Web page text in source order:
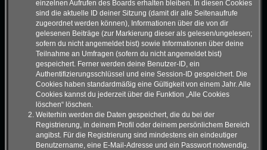
einzelnen Aufrufen des Boards erhalten bleiben. In diesen Cookies
sind die aktuelle ID deiner Sitzung (damit dir alle Seitenaufrufe
zugeordnet werden können), Informationen über die von dir
gelesenen Beiträge (zur Markierung dieser als gelesen/ungelesen;
sofern du nicht angemeldet bist) sowie Informationen über deine
Teilnahme an Umfragen (sofern du nicht angemeldet bist)
gespeichert. Ferner werden deine Benutzer-ID, ein
Authentifizierungsschlüssel und eine Session-ID gespeichert. Die
Cookies haben standardmäßig eine Gültigkeit von einem Jahr. Alle
Cookies kannst du jederzeit über die Funktion „Alle Cookies
löschen“ löschen.
Weiterhin werden die Daten gespeichert, die du bei der
Registrierung, in deinem Profil oder deinem persönlichem Bereich
angibst. Für die Registrierung sind mindestens ein eindeutiger
Benutzername, eine E-Mail-Adresse und ein Passwort notwendig.